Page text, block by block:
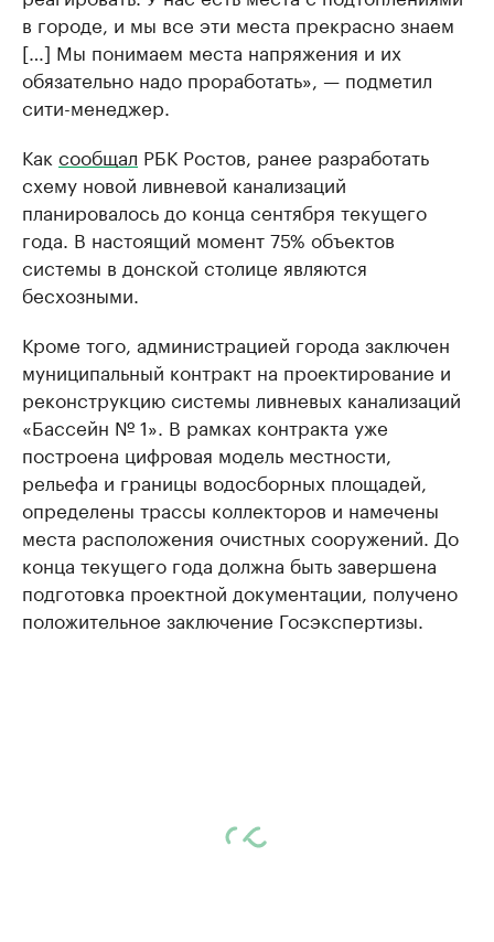
в городе, и мы все эти места прекрасно знаем
[…] Мы понимаем места напряжения и их
обязательно надо проработать», — подметил
сити-менеджер.
Как сообщал РБК Ростов, ранее разработать
схему новой ливневой канализаций
планировалось до конца сентября текущего
года. В настоящий момент 75% объектов
системы в донской столице являются
бесхозными.
Кроме того, администрацией города заключен
муниципальный контракт на проектирование и
реконструкцию системы ливневых канализаций
«Бассейн № 1». В рамках контракта уже
построена цифровая модель местности,
рельефа и границы водосборных площадей,
определены трассы коллекторов и намечены
места расположения очистных сооружений. До
конца текущего года должна быть завершена
подготовка проектной документации, получено
положительное заключение Госэкспертизы.